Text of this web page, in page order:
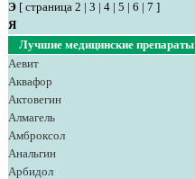
Э [ страница 2 | 3 | 4 | 5 | 6 | 7 ]
Я
Лучшие медицинские препараты
Аевит
Аквафор
Актовегин
Алмагель
Амброксол
Анальгин
Арбидол